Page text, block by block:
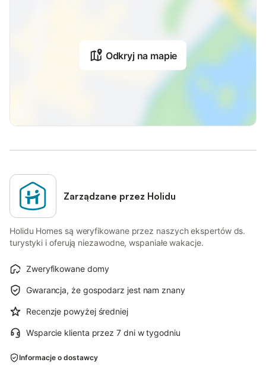
Odkryj na mapie
Zarządzane przez Holidu
Holidu Homes są weryfikowane przez naszych ekspertów ds.
turystyki i oferują niezawodne, wspaniałe wakacje.
Zweryfikowane domy
Gwarancja, że gospodarz jest nam znany
Recenzje powyżej średniej
Wsparcie klienta przez 7 dni w tygodniu
Informacje o dostawcy